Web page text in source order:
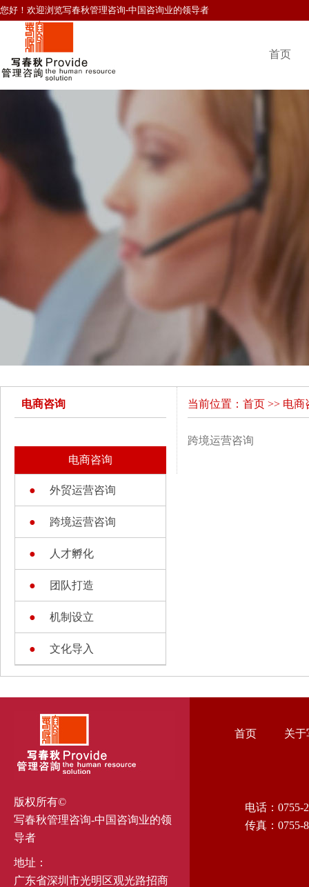
您好！欢迎浏览写春秋管理咨询-中国咨询业的领导者
首页
电商咨询
电商咨询
● 外贸运营咨询
● 跨境运营咨询
● 人才孵化
● 团队打造
● 机制设立
● 文化导入
当前位置： 首页 >> 电商
跨境运营咨询
版权所有©
写春秋管理咨询-中国咨询业的领
导者
地址：
广东省深圳市光明区观光路招商
首页 关于
电话：0755-
传真：0755-